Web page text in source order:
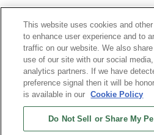
プライバシーポリシー クッキーポ
ご利用規約
情報セ
ソーシャルメディア利用方針
ストアご利用規約 配送ポリシ
This website uses cookies and
to enhance user experience and to
traffic on our website. We also
use of our site with our social
analytics partners. If we have
preference signal then it will be
is available in our
Cookie Policy
Do Not Sell or Share My